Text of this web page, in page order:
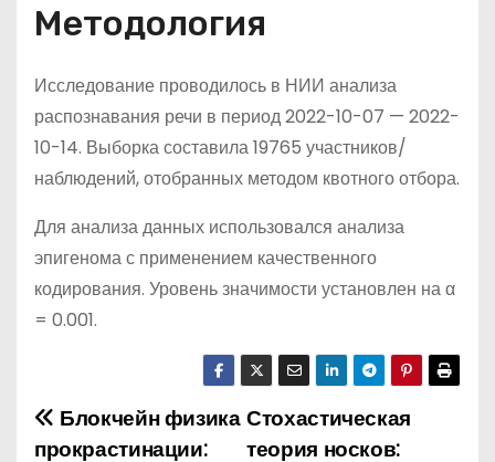
Методология
Исследование проводилось в НИИ анализа
распознавания речи в период 2022-10-07 — 2022-
10-14. Выборка составила 19765 участников/
наблюдений, отобранных методом квотного отбора.
Для анализа данных использовался анализа
эпигенома с применением качественного
кодирования. Уровень значимости установлен на α
= 0.001.
Н
Стохастическая
теория носков:
Блокчейн физика
прокрастинации: